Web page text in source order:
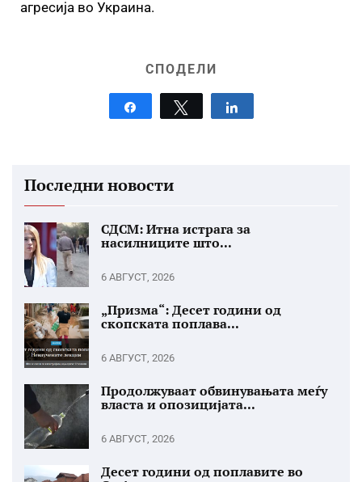
агресија во Украина.
СПОДЕЛИ
Tweet
Последни новости
СДСМ: Итна истрага за
насилниците што...
6 АВГУСТ, 2026
„Призма“: Десет години од
скопската поплава...
6 АВГУСТ, 2026
Продолжуваат обвинувањата меѓу
власта и опозицијата...
6 АВГУСТ, 2026
Десет години од поплавите во